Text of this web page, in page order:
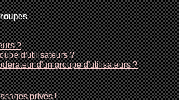
?
d'utilisateurs ?
d'un groupe d'utilisateurs ?
privés !